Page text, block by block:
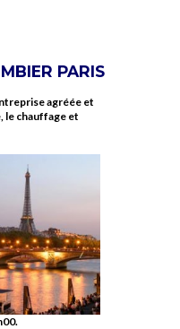
PARIS
agréée et
le chauffage et